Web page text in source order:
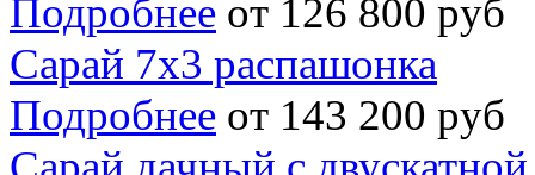
Подробнее от 126 800 руб
Сарай 7х3 распашонка
Подробнее от 143 200 руб